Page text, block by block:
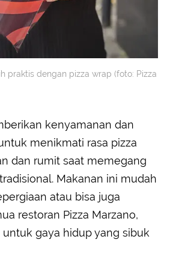
praktis dengan pizza wrap (foto: Pizza
kenyamanan dan
menikmati rasa pizza
dan rumit saat memegang
Makanan ini mudah
atau bisa juga
restoran Pizza Marzano,
gaya hidup yang sibuk